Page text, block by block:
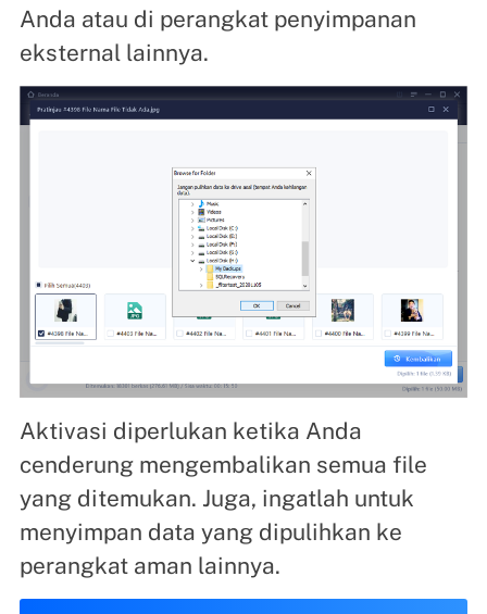
Anda atau di perangkat penyimpanan
eksternal lainnya.
Aktivasi diperlukan ketika Anda
cenderung mengembalikan semua file
yang ditemukan. Juga, ingatlah untuk
menyimpan data yang dipulihkan ke
perangkat aman lainnya.